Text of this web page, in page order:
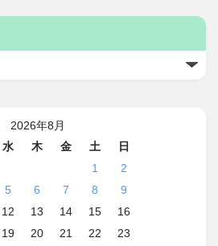
2026年8月
水 木 金 土
日
1
2
5 6 7 8
9
12 13 14 15
16
19 20 21 22
23